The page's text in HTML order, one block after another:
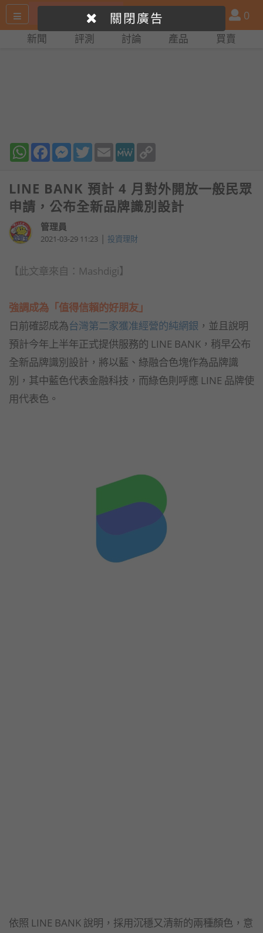
尋
產
品
比
會
員
0
新聞 評測 討論 產品 買賣
WhatsAppFacebookMessenger
TwitterEmail MeWe
LINE BANK 預計 4 月對外開放一般民眾
申請，公布全新品牌識別設計
管理員
2021-03-29 11:23 | 投資理財
【此文章來自：Mashdigi】
強調成為「值得信賴的好朋友」
日前確認成為台灣第二家獲准經營的純網銀 ，並且說明
預計今年上半年正式提供服務的 LINE BANK，稍早公布
全新品牌識別設計，將以藍、綠融合色塊作為品牌識
別，其中藍色代表金融科技，而綠色則呼應 LINE 品牌使
用代表色。
關閉廣告
依照 LINE BANK 說明，採用沉穩又清新的兩種顏色，意